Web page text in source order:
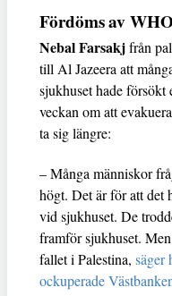
Fördöms av
Nebal Farsakjfrån
till Al Jazeera att
sjukhuset hade försökt
veckan om att
ta sig längre:
– Många människor
högt. Det är för att det
vid sjukhuset. De
framför sjukhuset.
fallet i Palestina, säger
ockuperade